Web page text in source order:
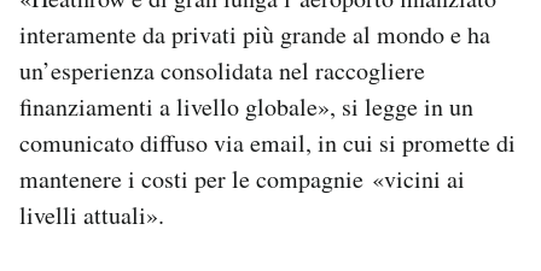
interamente da privati più grande al mondo e ha
un’esperienza consolidata nel raccogliere
finanziamenti a livello globale», si legge in un
comunicato diffuso via email, in cui si promette di
mantenere i costi per le compagnie «vicini ai
livelli attuali».